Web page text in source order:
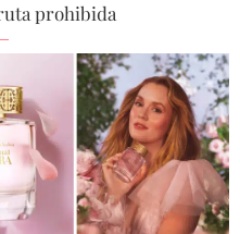
prohibida